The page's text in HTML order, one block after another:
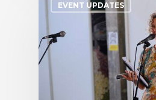
EVENT UPDATES